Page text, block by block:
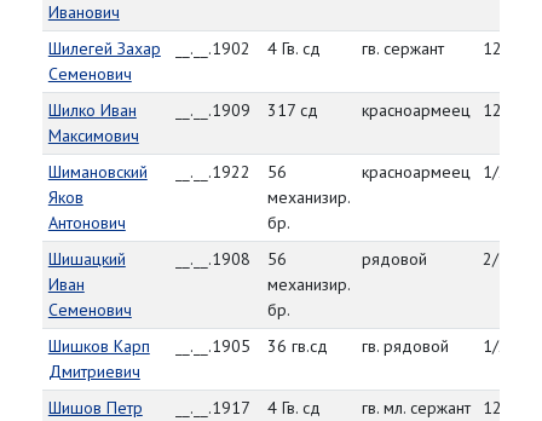
Иванович
Шилегей Захар
Семенович
__.__.1902 4 Гв. сд гв. сержант 12/4/44
Шилко Иван
Максимович
__.__.1909 317 сд красноармеец 12/28/
Шимановский
Яков
Антонович
__.__.1922
56
механизир.
бр.
красноармеец 1/29/45
Шишацкий
Иван
Семенович
__.__.1908
56
механизир.
бр.
рядовой 2/1/45
Шишков Карп
Дмитриевич
__.__.1905 36 гв.сд гв. рядовой 1/25/45
Шишов Петр
__.__.1917 4 Гв. сд гв. мл. сержант 12/5/44